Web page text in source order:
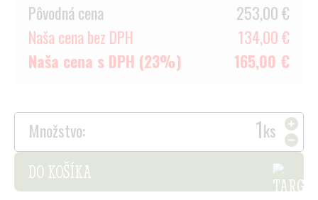
Pôvodná cena
253,00 €
Naša cena bez DPH
134,00 €
Naša cena s DPH (23%)
165,00 €
Množstvo:
ks
DO KOŠÍKA